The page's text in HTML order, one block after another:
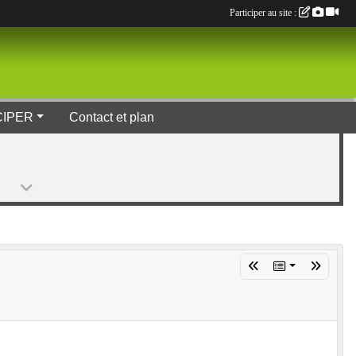
Contact et plan
Participer au site :